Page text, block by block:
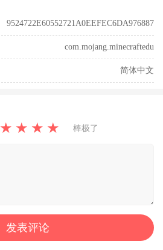
9524722E60552721A0EEFEC6DA976887
com.mojang.minecraftedu
简体中文
★ ★ ★ ★ 棒极了